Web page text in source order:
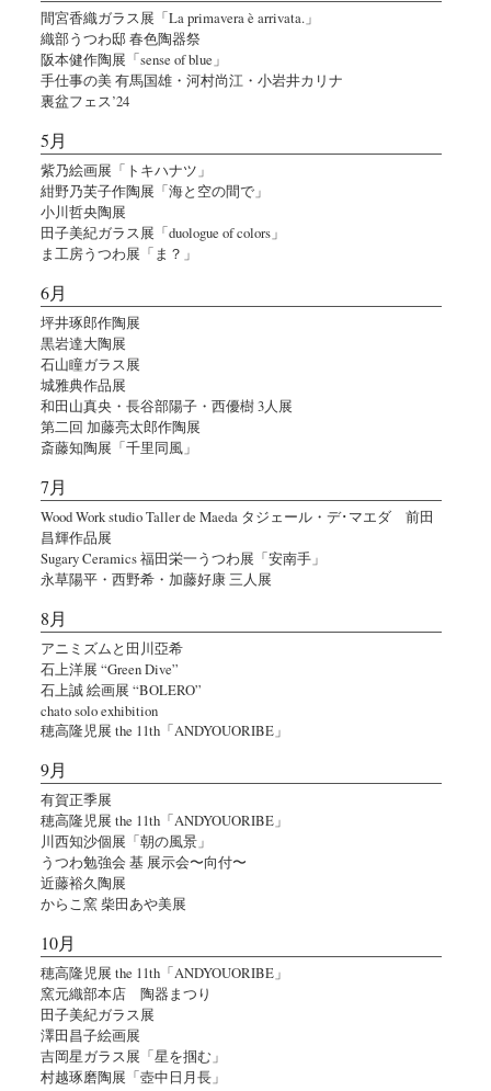
間宮香織ガラス展「La primavera è arrivata.」
織部うつわ邸 春色陶器祭
阪本健作陶展「sense of blue」
手仕事の美 有馬国雄・河村尚江・小岩井カリナ
裏盆フェス’24
5月
紫乃絵画展「トキハナツ」
紺野乃芙子作陶展「海と空の間で」
小川哲央陶展
田子美紀ガラス展「duologue of colors」
ま工房うつわ展「ま？」
6月
坪井琢郎作陶展
黒岩達大陶展
石山瞳ガラス展
城雅典作品展
和田山真央・長谷部陽子・西優樹 3人展
第二回 加藤亮太郎作陶展
斎藤知陶展「千里同風」
7月
Wood Work studio Taller de Maeda タジェール・デ･マエダ 前田
昌輝作品展
Sugary Ceramics 福田栄一うつわ展「安南手」
永草陽平・西野希・加藤好康 三人展
8月
アニミズムと田川亞希
石上洋展 “Green Dive”
石上誠 絵画展 “BOLERO”
chato solo exhibition
穂高隆児展 the 11th「ANDYOUORIBE」
9月
有賀正季展
穂高隆児展 the 11th「ANDYOUORIBE」
川西知沙個展「朝の風景」
うつわ勉強会 基 展示会〜向付〜
近藤裕久陶展
からこ窯 柴田あや美展
10月
穂高隆児展 the 11th「ANDYOUORIBE」
窯元織部本店 陶器まつり
田子美紀ガラス展
澤田昌子絵画展
吉岡星ガラス展「星を掴む」
村越琢磨陶展「壺中日月長」